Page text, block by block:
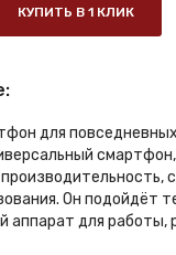
КУПИТЬ В 1 КЛИК
для
Он подойдёт
для работы,